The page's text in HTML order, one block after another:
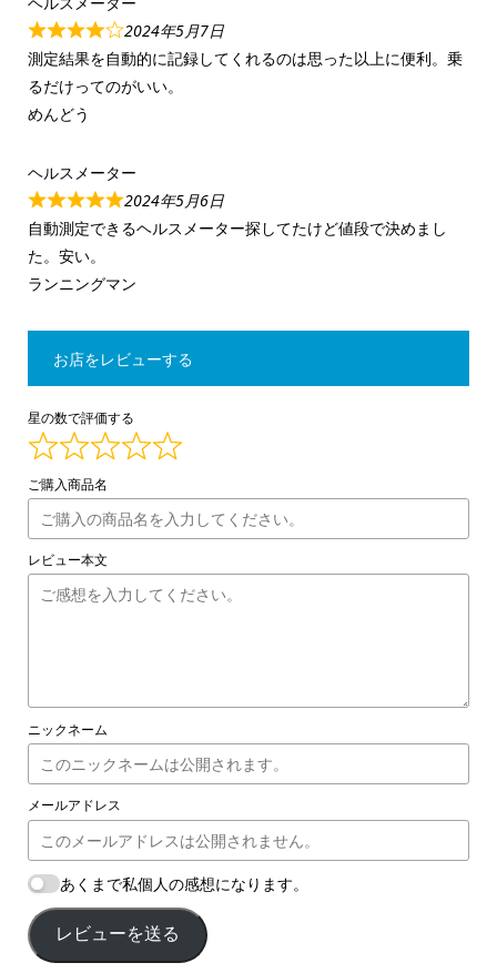
2024年5月7日
測定結果を自動的に記録してくれるのは思った以上に便利。乗
るだけってのがいい。
めんどう
ヘルスメーター
2024年5月6日
自動測定できるヘルスメーター探してたけど値段で決めまし
た。安い。
ランニングマン
お店をレビューする
星の数で評価する
ご購入商品名
レビュー本文
ニックネーム
メールアドレス
あくまで私個人の感想になります。
レビューを送る